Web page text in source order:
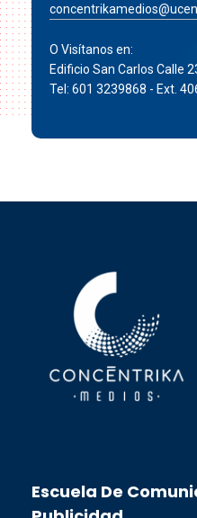
O Visítanos en:
Edificio San Carlos Calle
Tel: 601 3239868 - Ext.
Escuela De